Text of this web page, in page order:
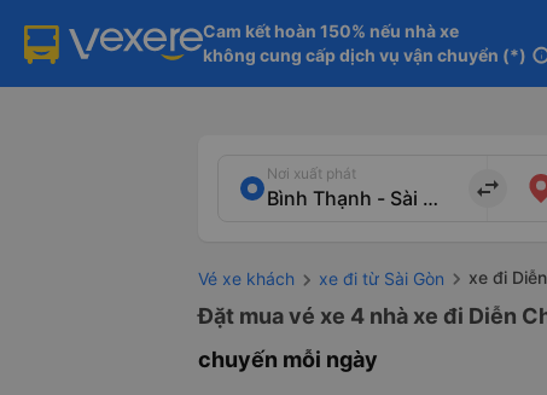
Cam kết hoàn 150% nếu nhà xe
không cung cấp dịch vụ vận chuyển (*)
Nơi xuất phát
import_export
Vé xe khách xe đi từ Sài Gòn xe đi
Đặt mua vé xe 4 nhà xe đi Diễn
chuyến mỗi ngày